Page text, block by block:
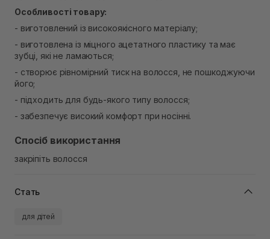
Особливості товару:
- виготовлений із високоякісного матеріалу;
- виготовлена із міцного ацетатного пластику та має
зубці, які не ламаються;
- створює рівномірний тиск на волосся, не пошкоджуючи
його;
- підходить для будь-якого типу волосся;
- забезпечує високий комфорт при носінні.
Спосіб використання
закріпіть волосся
Стать
для дітей